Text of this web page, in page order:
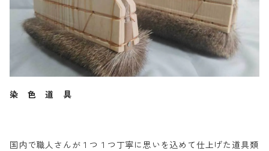
染 色 道 具
国内で職人さんが１つ１つ丁寧に思いを込めて仕上げた道具類